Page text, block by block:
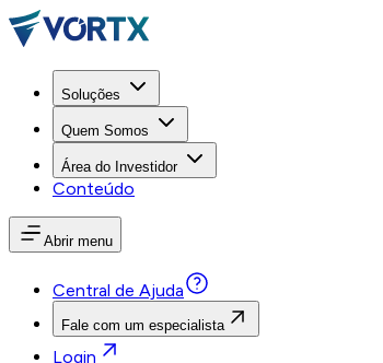
Soluções
Quem Somos
Área do Investidor
Conteúdo
Abrir menu
Central de Ajuda
Fale com um especialista
Login